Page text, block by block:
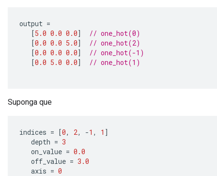
output =
[5.0 0.0 0.0]
// one_hot(0)
[0.0 0.0 5.0]
// one_hot(2)
[0.0 0.0 0.0]
// one_hot(-1)
[0.0 5.0 0.0] // one_hot(1)
Suponga que
indices = [0, 2, -1 , 1 ]
depth = 3
on_value = 0.0
off_value = 3.0
axis = 0